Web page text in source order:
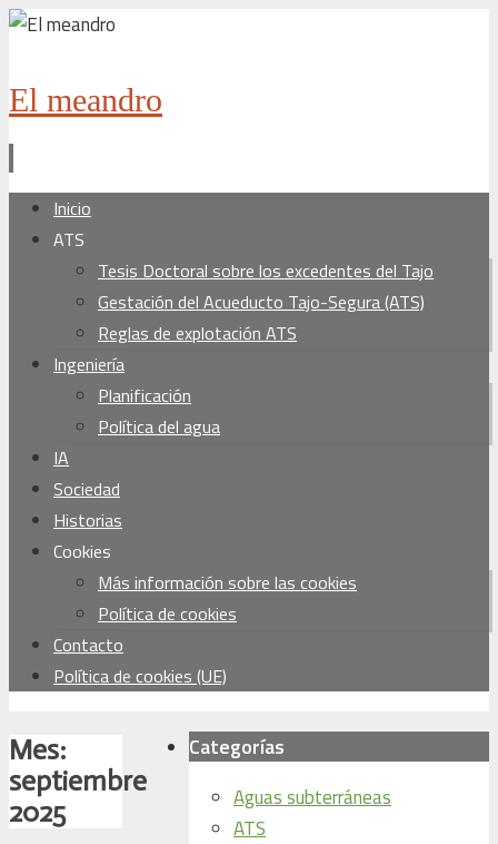
El meandro
contenido
Inicio
ATS
Tesis Doctoral sobre los excedentes del Tajo
Gestación del Acueducto Tajo-Segura (ATS)
Reglas de explotación ATS
Ingeniería
Planificación
Política del agua
IA
Sociedad
Historias
Cookies
Más información sobre las cookies
Política de cookies
Contacto
Política de cookies (UE)
Mes:
septiembre
2025
Categorías
Aguas subterráneas
ATS